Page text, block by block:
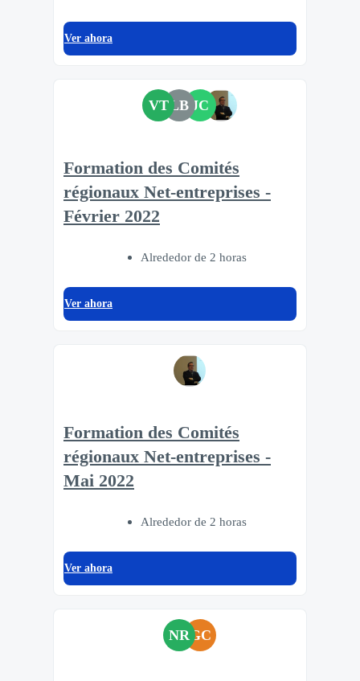
Ver ahora
VT LB JC
Formation des Comités
régionaux Net-entreprises -
Février 2022
Alrededor de 2 horas
Ver ahora
Formation des Comités
régionaux Net-entreprises -
Mai 2022
Alrededor de 2 horas
Ver ahora
NRGC